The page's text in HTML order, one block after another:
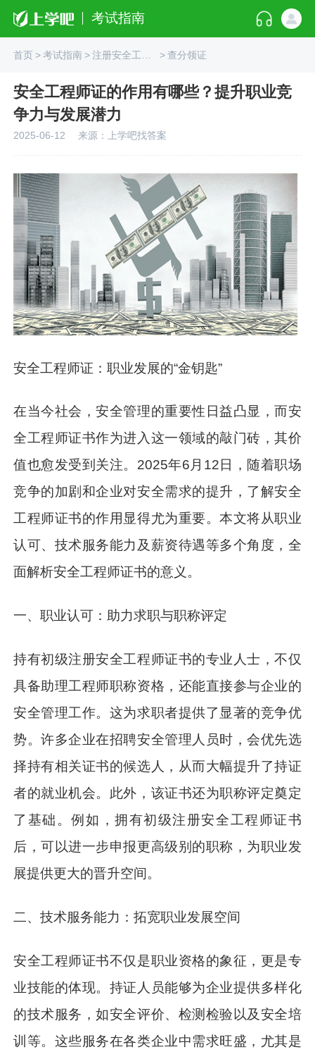
考试指南
首页>考试指南> > 查分领证
安全工程师证的作用有哪些？提升职业竞
争力与发展潜力
2025-06-12 来源：上学吧找答案
安全工程师证：职业发展的“金钥匙”
在当今社会，安全管理的重要性日益凸显，而安
全工程师证书作为进入这一领域的敲门砖，其价
值也愈发受到关注。2025年6月12日，随着职场
竞争的加剧和企业对安全需求的提升，了解安全
工程师证书的作用显得尤为重要。本文将从职业
认可、技术服务能力及薪资待遇等多个角度，全
面解析安全工程师证书的意义。
一、职业认可：助力求职与职称评定
持有初级注册安全工程师证书的专业人士，不仅
具备助理工程师职称资格，还能直接参与企业的
安全管理工作。这为求职者提供了显著的竞争优
势。许多企业在招聘安全管理人员时，会优先选
择持有相关证书的候选人，从而大幅提升了持证
者的就业机会。此外，该证书还为职称评定奠定
了基础。例如，拥有初级注册安全工程师证书
后，可以进一步申报更高级别的职称，为职业发
展提供更大的晋升空间。
二、技术服务能力：拓宽职业发展空间
安全工程师证书不仅是职业资格的象征，更是专
业技能的体现。持证人员能够为企业提供多样化
的技术服务，如安全评价、检测检验以及安全培
训等。这些服务在各类企业中需求旺盛，尤其是